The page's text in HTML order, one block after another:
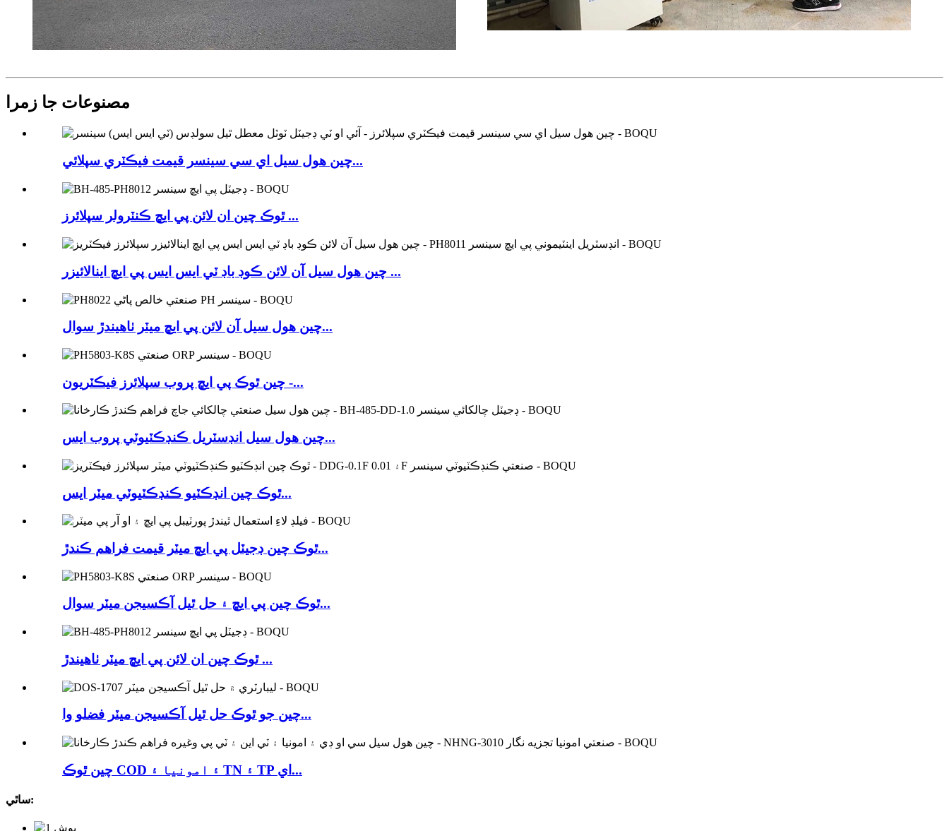
مصنوعات جا زمرا
چين هول سيل اي سي سينسر قيمت فيڪٽري سپلائي...
ٿوڪ چين ان لائن پي ايڇ ڪنٽرولر سپلائرز ...
چين هول سيل آن لائن ڪوڊ باڊ ٽي ايس ايس پي ايڇ اينالائيزر ...
چين هول سيل آن لائن پي ايڇ ميٽر ٺاهيندڙ سوال...
چين ٿوڪ پي ايڇ پروب سپلائرز فيڪٽريون -...
چين هول سيل انڊسٽريل ڪنڊڪٽيوٽي پروب ايس...
ٿوڪ چين انڊڪٽيو ڪنڊڪٽيوٽي ميٽر ايس...
ٿوڪ چين ڊجيٽل پي ايڇ ميٽر قيمت فراهم ڪندڙ...
ٿوڪ چين پي ايڇ ۽ حل ٿيل آڪسيجن ميٽر سوال...
ٿوڪ چين ان لائن پي ايڇ ميٽر ٺاهيندڙ ...
چين جو ٿوڪ حل ٿيل آڪسيجن ميٽر فضلو وا...
چين ٿوڪ COD ۽ امونيا ۽ TN ۽ TP اي...
ساٿي: